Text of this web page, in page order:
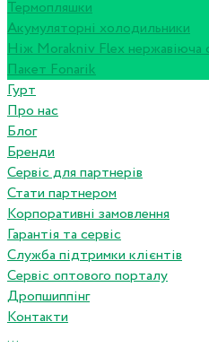
Термопляшки
Акумуляторні холодильники
Ніж Morakniv Flex нержавіюча
Пакет Fonarik
Гурт
Про нас
Блог
Бренди
Сервіс для партнерів
Стати партнером
Корпоративні замовлення
Гарантія та сервіс
Служба підтримки клієнтів
Сервіс оптового порталу
Дропшиппінг
Контакти
...